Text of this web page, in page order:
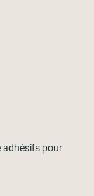
adhésifs pour